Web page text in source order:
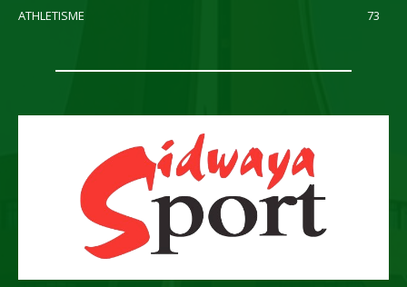
ATHLETISME
73